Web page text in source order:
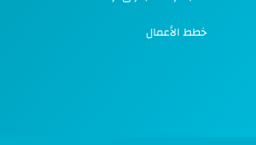
خطط الأعمال